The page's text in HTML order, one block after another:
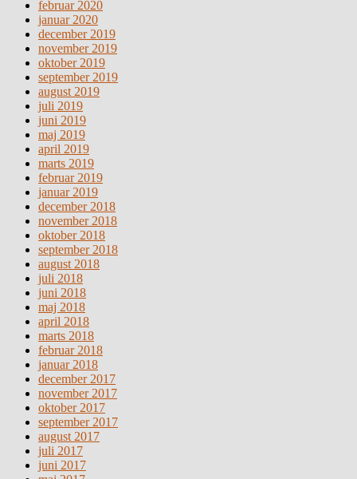
februar 2020
januar 2020
december 2019
november 2019
oktober 2019
september 2019
august 2019
juli 2019
juni 2019
maj 2019
april 2019
marts 2019
februar 2019
januar 2019
december 2018
november 2018
oktober 2018
september 2018
august 2018
juli 2018
juni 2018
maj 2018
april 2018
marts 2018
februar 2018
januar 2018
december 2017
november 2017
oktober 2017
september 2017
august 2017
juli 2017
juni 2017